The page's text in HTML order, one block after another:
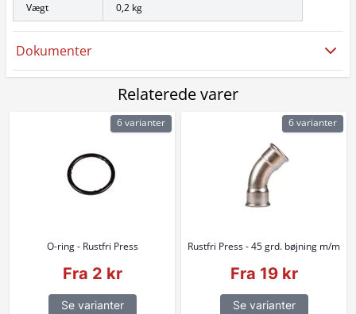
Vægt
0,2 kg
Dokumenter
Relaterede varer
O-ring - Rustfri Press
Fra 2 kr
Se varianter
6 varianter
Rustfri Press - 45 grd. bøjning m/m
Fra 19 kr
Se varianter
6 varianter